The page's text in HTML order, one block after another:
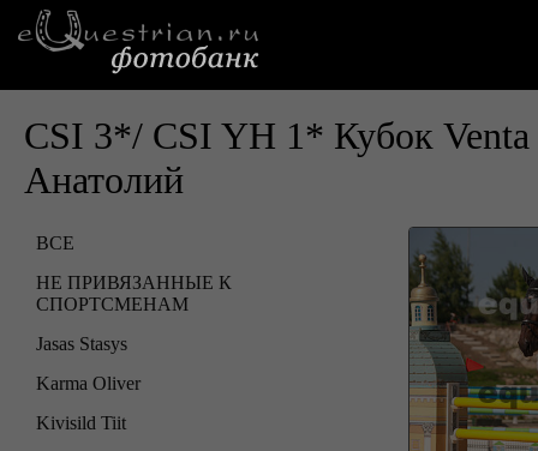
CSI 3*/ CSI YH 1* Кубок Venta
Анатолий
ВСЕ
НЕ ПРИВЯЗАННЫЕ К
СПОРТСМЕНАМ
Jasas Stasys
Karma Oliver
Kivisild Tiit